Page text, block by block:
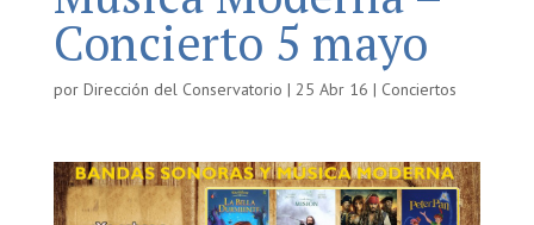
Concierto 5 mayo
por Dirección del Conservatorio | 25 Abr 16 | Conciertos